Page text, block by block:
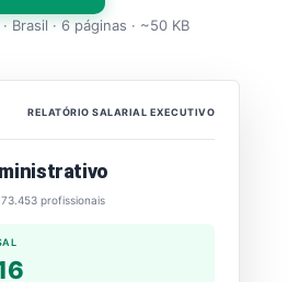
· 6 páginas · ~50 KB
RELATÓRIO SALARIAL EXECUTIVO
profissionais